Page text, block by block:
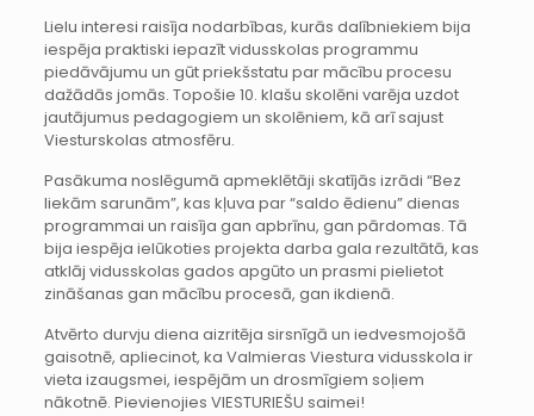
Lielu interesi raisīja nodarbības, kurās dalībniekiem bija
iespēja praktiski iepazīt vidusskolas programmu
piedāvājumu un gūt priekšstatu par mācību procesu
dažādās jomās. Topošie 10. klašu skolēni varēja uzdot
jautājumus pedagogiem un skolēniem, kā arī sajust
Viesturskolas atmosfēru.
Pasākuma noslēgumā apmeklētāji skatījās izrādi “Bez
liekām sarunām”, kas kļuva par “saldo ēdienu” dienas
programmai un raisīja gan apbrīnu, gan pārdomas. Tā
bija iespēja ielūkoties projekta darba gala rezultātā, kas
atklāj vidusskolas gados apgūto un prasmi pielietot
zināšanas gan mācību procesā, gan ikdienā.
Atvērto durvju diena aizritēja sirsnīgā un iedvesmojošā
gaisotnē, apliecinot, ka Valmieras Viestura vidusskola ir
vieta izaugsmei, iespējām un drosmīgiem soļiem
nākotnē. Pievienojies VIESTURIEŠU saimei!